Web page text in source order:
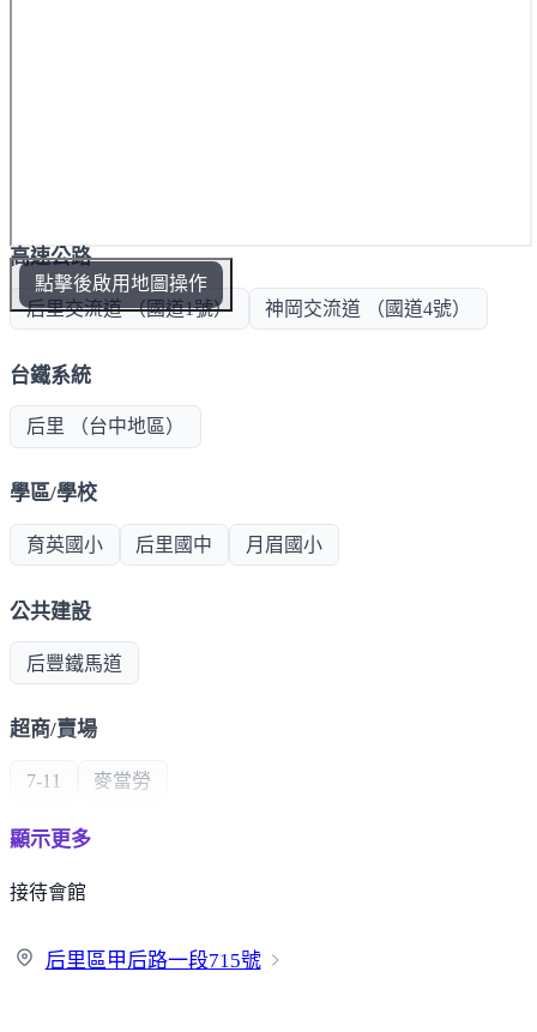
點擊後啟用地圖操作
高速公路
后里交流道 （國道1號） 神岡交流道 （國道4號）
台鐵系統
后里 （台中地區）
學區/學校
育英國小 后里國中 月眉國小
公共建設
后豐鐵馬道
超商/賣場
7-11 麥當勞
熱門商圈
麗寶樂園
政府機構
顯示更多
接待會館
后里區甲后路一段715號